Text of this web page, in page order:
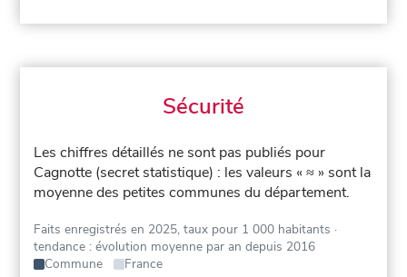
Sécurité
Les chiffres détaillés ne sont pas publiés pour
Cagnotte (secret statistique) : les valeurs « ≈ » sont la
moyenne des petites communes du département.
Faits enregistrés en 2025, taux pour 1 000 habitants ·
tendance : évolution moyenne par an depuis 2016
Commune
France